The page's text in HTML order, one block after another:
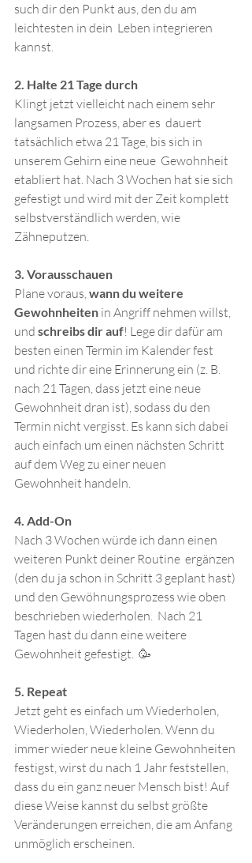
such dir den Punkt aus, den du am
leichtesten in dein  Leben integrieren
kannst.
2. Halte 21 Tage durch
Klingt jetzt vielleicht nach einem sehr
langsamen Prozess, aber es  dauert
tatsächlich etwa 21 Tage, bis sich in
unserem Gehirn eine neue  Gewohnheit
etabliert hat. Nach 3 Wochen hat sie sich
gefestigt und wird mit der Zeit komplett
selbstverständlich werden, wie
Zähneputzen.
3. Vorausschauen
Plane voraus, wann du weitere
Gewohnheiten in Angriff nehmen willst,
und schreibs dir auf! Lege dir dafür am
besten einen Termin im Kalender fest
und richte dir eine Erinnerung ein (z. B.
nach 21 Tagen, dass jetzt eine neue
Gewohnheit dran ist), sodass du den
Termin nicht vergisst. Es kann sich dabei
auch einfach um einen nächsten Schritt
auf dem Weg zu einer neuen
Gewohnheit handeln.
4. Add-On
Nach 3 Wochen würde ich dann einen
weiteren Punkt deiner Routine  ergänzen
(den du ja schon in Schritt 3 geplant hast)
und den Gewöhnungsprozess wie oben
beschrieben wiederholen.  Nach 21
Tagen hast du dann eine weitere
Gewohnheit gefestigt.  🥳
5. Repeat
Jetzt geht es einfach um Wiederholen,
Wiederholen, Wiederholen. Wenn du
immer wieder neue kleine Gewohnheiten
festigst, wirst du nach 1 Jahr feststellen,
dass du ein ganz neuer Mensch bist! Auf
diese Weise kannst du selbst größte
Veränderungen erreichen, die am Anfang
unmöglich erscheinen.